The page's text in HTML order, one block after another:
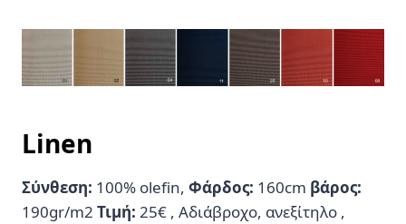
Linen
Σύνθεση: 100% olefin, Φάρδος: 160cm βάρος:
190gr/m2 Τιμή: 25€ , Αδιάβροχο, ανεξίτηλο ,